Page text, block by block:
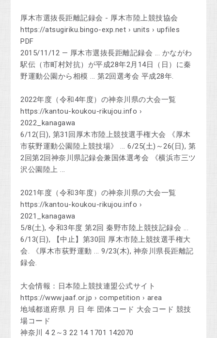
厚木市選抜長距離記録会 - 厚木市陸上競技協会
https://atsugiriku.bingo-exp.net › units › upfiles
PDF
2015/11/12 — 厚木市選抜長距離記録会 ... かながわ
駅伝（市町村対抗）が平成28年2月14日（日）に秦
野運動公園から相模 ... 第2回選考会 平成28年.
2022年度（令和4年度）の神奈川県の大会一覧
https://kantou-koukou-rikujou.info ›
2022_kanagawa
6/12(日), 第31回厚木市陸上競技選手権大会 《厚木
市荻野運動公園陸上競技場》 ... 6/25(土)～26(日), 第
2回第2回神奈川県記録会兼国体選考会 《横浜市三ツ
沢公園陸上 ...
2021年度（令和3年度）の神奈川県の大会一覧
https://kantou-koukou-rikujou.info ›
2021_kanagawa
5/8(土), 令和3年度 第2回 秦野市陸上競技記録会 ...
6/13(日), 【中止】第30回 厚木市陸上競技選手権大
会. 《厚木市荻野運動 ... 9/23(木), 神奈川県長距離記
録会.
大会情報：日本陸上競技連盟公式サイト
https://www.jaaf.or.jp › competition › area
地域都道府県 月 日 年 団体コード 大会コード 競技
場コード
神奈川 4 2～3 22 14 1701 142070